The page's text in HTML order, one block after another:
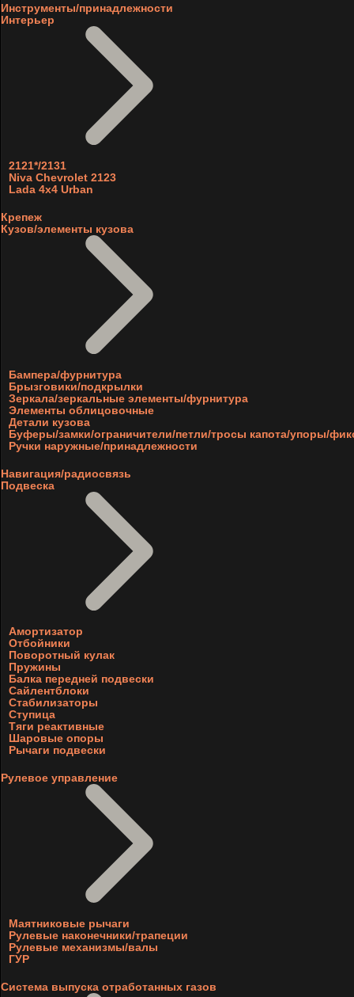
Инструменты/принадлежности
Интерьер
2121*/2131
Niva Chevrolet 2123
Lada 4x4 Urban
Крепеж
Кузов/элементы кузова
Бампера/фурнитура
Брызговики/подкрылки
Зеркала/зеркальные элементы/фурнитура
Элементы облицовочные
Детали кузова
Буферы/замки/ограничители/петли/тросы капота/упоры/
Ручки наружные/принадлежности
Навигация/радиосвязь
Подвеска
Амортизатор
Отбойники
Поворотный кулак
Пружины
Балка передней подвески
Сайлентблоки
Стабилизаторы
Ступица
Тяги реактивные
Шаровые опоры
Рычаги подвески
Рулевое управление
Маятниковые рычаги
Рулевые наконечники/трапеции
Рулевые механизмы/валы
ГУР
Система выпуска отработанных газов